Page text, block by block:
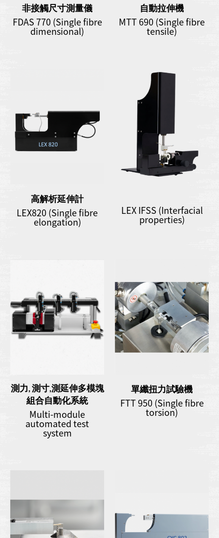
非接觸尺寸測量儀
FDAS 770 (Single fibre
dimensional)
自動拉伸機
MTT 690 (Single fibre
tensile)
高解析延伸計
LEX820 (Single fibre
elongation)
LEX IFSS (Interfacial
properties)
測力, 測寸,測延伸多模塊
組合自動化系統
Multi-module
automated test
system
單纖扭力試驗機
FTT 950 (Single fibre
torsion)